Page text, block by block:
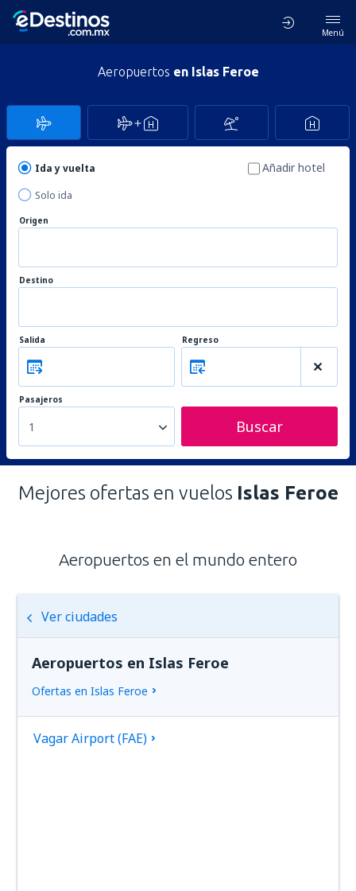
Menú
Aeropuertos en Islas Feroe
Ida y vuelta
Solo ida
Añadir hotel
Origen
Destino
Salida Regreso
Pasajeros
1 Buscar
Mejores ofertas en vuelos Islas Feroe
Aeropuertos en el mundo entero
Ver ciudades
Aeropuertos en Islas Feroe
Ofertas en Islas Feroe
Vagar Airport (FAE)